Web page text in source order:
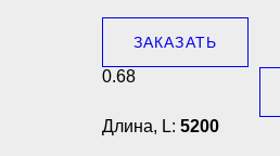
ЗАКАЗАТЬ
0.68
Длина, L: 5200